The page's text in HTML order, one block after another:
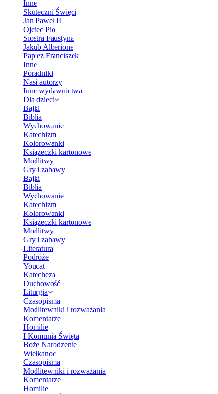
Inne
Skuteczni Święci
Jan Paweł II
Ojciec Pio
Siostra Faustyna
Jakub Alberione
Papież Franciszek
Inne
Poradniki
Nasi autorzy
Inne wydawnictwa
Dla dzieci
Bajki
Biblia
Wychowanie
Katechizm
Kolorowanki
Książeczki kartonowe
Modlitwy
Gry i zabawy
Bajki
Biblia
Wychowanie
Katechizm
Kolorowanki
Książeczki kartonowe
Modlitwy
Gry i zabawy
Literatura
Podróże
Youcat
Katecheza
Duchowość
Liturgia
Czasopisma
Modlitewniki i rozważania
Komentarze
Homilie
I Komunia Święta
Boże Narodzenie
Wielkanoc
Czasopisma
Modlitewniki i rozważania
Komentarze
Homilie